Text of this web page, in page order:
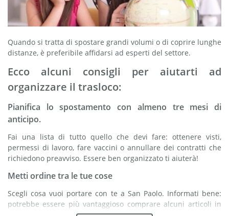
Quando si tratta di spostare grandi volumi o di coprire lunghe
distanze, è preferibile affidarsi ad esperti del settore.
Ecco alcuni consigli per aiutarti ad
organizzare il trasloco:
Pianifica lo spostamento con almeno tre mesi di
anticipo.
Fai una lista di tutto quello che devi fare: ottenere visti,
permessi di lavoro, fare vaccini o annullare dei contratti che
richiedono preavviso. Essere ben organizzato ti aiuterà!
Metti ordine tra le tue cose
Scegli cosa vuoi portare con te a San Paolo. Informati bene:
potrebbe essere più vantaggioso comprare alcuni articoli in